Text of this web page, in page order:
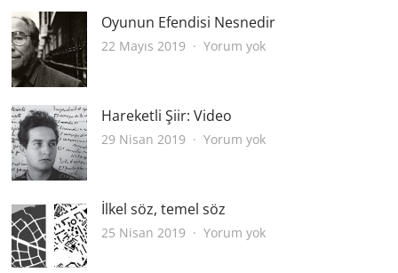
Oyunun Efendisi Nesnedir
22 Mayıs 2019 Yorum yokOyunun
Hareketli Şiir: Video
29 Nisan 2019 Yorum yokHareketli
İlkel söz, temel söz
25 Nisan 2019 Yorum yokİlkel